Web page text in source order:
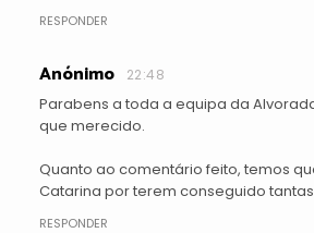
RESPONDER
Anónimo 22:48
Parabens a toda a equipa da
que merecido.
Quanto ao comentário feito, temos
Catarina por terem conseguido
RESPONDER